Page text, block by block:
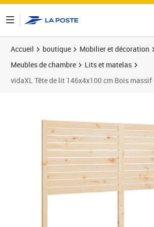
Accueil boutique
Mobilier et décoration
Meubles de chambre
Lits et matelas
vidaXL Tête de lit 146x4x100 cm Bois massif